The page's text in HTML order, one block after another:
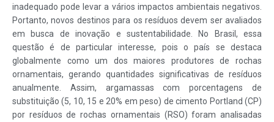
inadequado pode levar a vários impactos ambientais negativos.
Portanto, novos destinos para os resíduos devem ser avaliados
em busca de inovação e sustentabilidade. No Brasil, essa
questão é de particular interesse, pois o país se destaca
globalmente como um dos maiores produtores de rochas
ornamentais, gerando quantidades significativas de resíduos
anualmente. Assim, argamassas com porcentagens de
substituição (5, 10, 15 e 20% em peso) de cimento Portland (CP)
por resíduos de rochas ornamentais (RSO) foram analisadas